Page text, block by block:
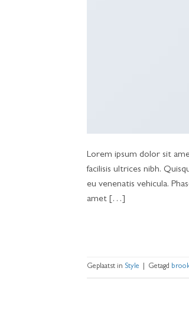
Lorem ipsum dolor sit
facilisis ultrices nibh.
eu venenatis vehicula.
amet […]
Geplaatst in Style Getagd